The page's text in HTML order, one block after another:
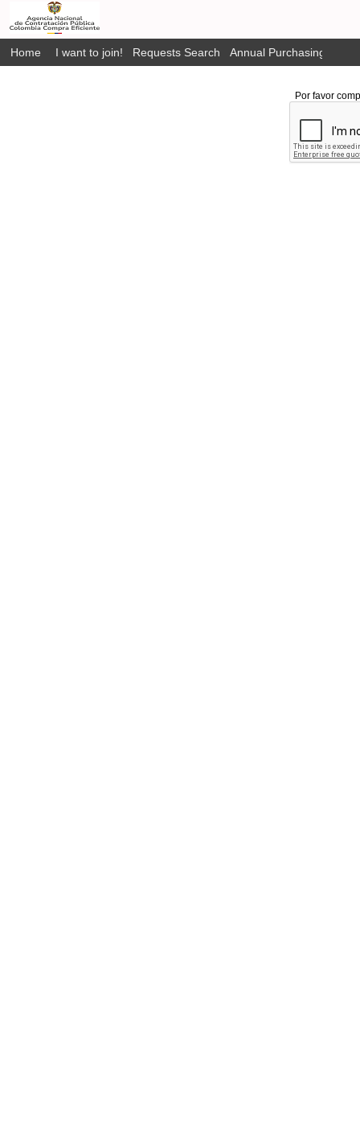
Home I want to join! Requests Search Annual Purchasing Plan
Por favor